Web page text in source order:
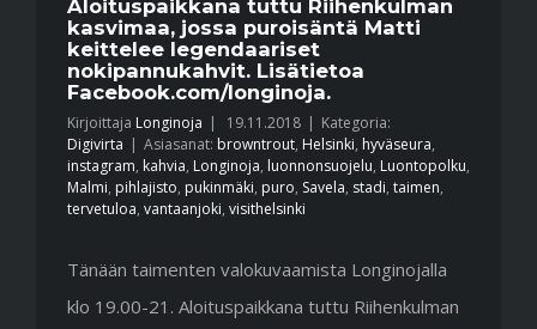
Aloituspaikkana tuttu Riihenkulman
kasvimaa, jossa puroisäntä Matti
keittelee legendaariset
nokipannukahvit. Lisätietoa
Facebook.com/longinoja.
Kirjoittaja Longinoja | 19.11.2018 | Kategoria:
Digivirta | Asiasanat: browntrout, Helsinki, hyväseura,
instagram, kahvia, Longinoja, luonnonsuojelu, Luontopolku,
Malmi, pihlajisto, pukinmäki, puro, Savela, stadi, taimen,
tervetuloa, vantaanjoki, visithelsinki
Tänään taimenten valokuvaamista Longinojalla
klo 19.00-21. Aloituspaikkana tuttu Riihenkulman